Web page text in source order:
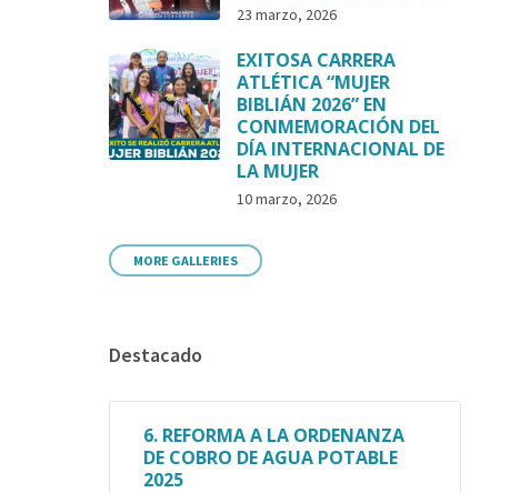
23 marzo, 2026
EXITOSA CARRERA
ATLÉTICA “MUJER
BIBLIÁN 2026” EN
CONMEMORACIÓN DEL
DÍA INTERNACIONAL DE
LA MUJER
10 marzo, 2026
MORE GALLERIES
Destacado
6. REFORMA A LA ORDENANZA
DE COBRO DE AGUA POTABLE
2025